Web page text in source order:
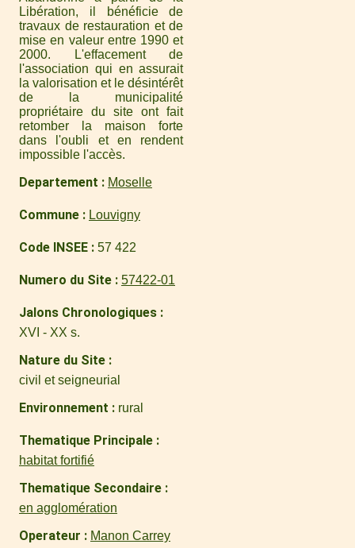
Libération, il bénéficie de
travaux de restauration et de
mise en valeur entre 1990 et
2000. L'effacement de
l'association qui en assurait
la valorisation et le désintérêt
de la municipalité
propriétaire du site ont fait
retomber la maison forte
dans l'oubli et en rendent
impossible l'accès.
Departement Moselle
Commune Louvigny
Code INSEE 57 422
Numero du Site 57422-01
Jalons Chronologiques
XVI - XX s.
Nature du Site
civil et seigneurial
Environnement rural
Thematique Principale
habitat fortifié
Thematique Secondaire
en agglomération
Operateur Manon Carrey